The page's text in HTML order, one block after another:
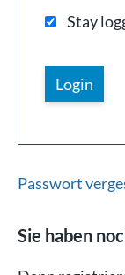
Stay
Passwort
Sie haben